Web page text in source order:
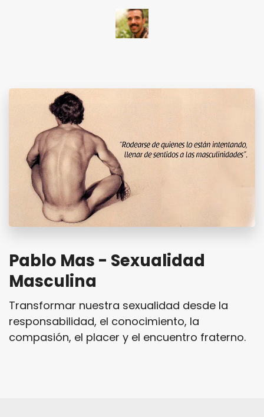
Pablo Mas - Sexualidad
Masculina
Transformar nuestra sexualidad desde la
responsabilidad, el conocimiento, la
compasión, el placer y el encuentro fraterno.